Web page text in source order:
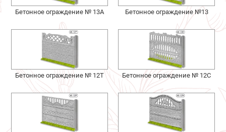
Бетонное ограждение № 13А Бетонное ограждение №13
Бетонное ограждение № 12Т Бетонное ограждение № 12С